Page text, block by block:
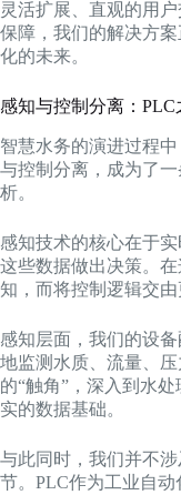
灵活扩展、直观的用
保障，我们的解决方
化的未来。
感知与控制分离：
智慧水务的演进过程
与控制分离，成为了
析。
感知技术的核心在于
这些数据做出决策。
知，而将控制逻辑交由
感知层面，我们的设
地监测水质、流量、
的“触角”，深入到水
实的数据基础。
与此同时，我们并不
节。PLC作为工业自